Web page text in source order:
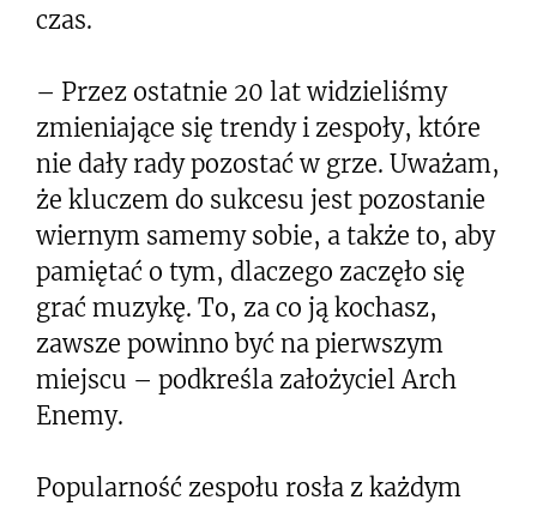
czas.
– Przez ostatnie 20 lat widzieliśmy
zmieniające się trendy i zespoły, które
nie dały rady pozostać w grze. Uważam,
że kluczem do sukcesu jest pozostanie
wiernym samemy sobie, a także to, aby
pamiętać o tym, dlaczego zaczęło się
grać muzykę. To, za co ją kochasz,
zawsze powinno być na pierwszym
miejscu – podkreśla założyciel Arch
Enemy.
Popularność zespołu rosła z każdym